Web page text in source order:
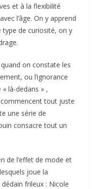
et à la flexibilité
l’âge. On y apprend
type de curiosité, on y
on constate les
ou l’ignorance
là-dedans » ,
tout juste
une série de
consacre tout un
de l’effet de mode et
joue la
frileux : Nicole